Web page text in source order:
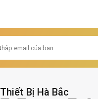
Thiết Bị Hà Bắc